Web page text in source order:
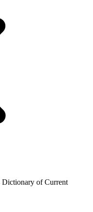
Dictionary of Current